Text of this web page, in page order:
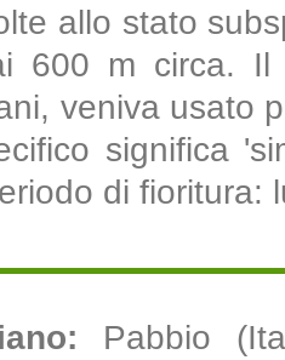
allo stato
600 m circa. Il
veniva usato
significa
di fioritura:
Pabbio